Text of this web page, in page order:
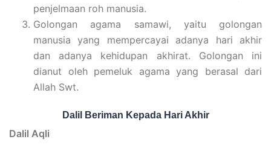
penjelmaan roh manusia.
Golongan agama samawi, yaitu golongan
manusia yang mempercayai adanya hari akhir
dan adanya kehidupan akhirat. Golongan ini
dianut oleh pemeluk agama yang berasal dari
Allah Swt.
Dalil Beriman Kepada Hari Akhir
Dalil Aqli